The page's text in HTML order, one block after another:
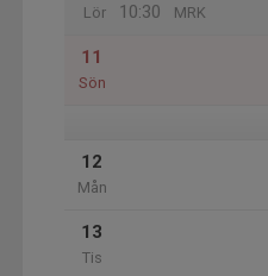
Lör
10:30
MRK
11
Sön
12
Mån
13
Tis